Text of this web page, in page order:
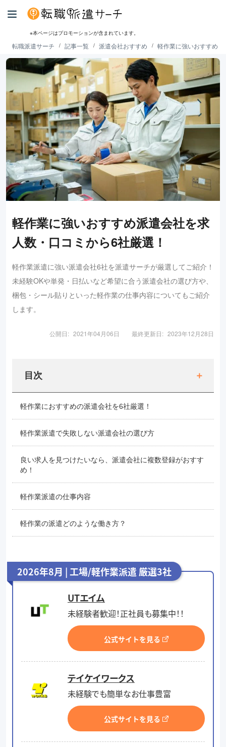
※本ページはプロモーションが含まれています。
転職派遣サーチ 記事一覧 派遣会社おすすめ 軽作業に強いおすすめ
軽作業に強いおすすめ派遣会社を求
人数・口コミから6社厳選！
軽作業派遣に強い派遣会社6社を派遣サーチが厳選してご紹介！
未経験OKや単発・日払いなど希望に合う派遣会社の選び方や、
梱包・シール貼りといった軽作業の仕事内容についてもご紹介
します。
公開日: 2021年04月06日 最終更新日: 2023年12月28日
目次
軽作業におすすめの派遣会社を6社厳選！
軽作業派遣で失敗しない派遣会社の選び方
良い求人を見つけたいなら、派遣会社に複数登録がおすす
め！
軽作業派遣の仕事内容
軽作業の派遣どのような働き方？
2026年8月 | 工場/軽作業派遣 厳選3社
UTエイム
未経験者歓迎！正社員も募集中！！
公式サイトを見る
テイケイワークス
未経験でも簡単なお仕事豊富
公式サイトを見る